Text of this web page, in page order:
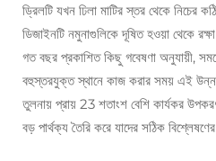
ড্রিলটি যখন ঢিলা মাটির স্তর থেকে নিচের
ডিজাইনটি নমুনাগুলিকে দূষিত হওয়া থেকে
গত বছর প্রকাশিত কিছু গবেষণা অনুযায়ী,
বহুস্তরযুক্ত স্থানে কাজ করার সময় এই
তুলনায় প্রায় 23 শতাংশ বেশি কার্যকর
বড় পার্থক্য তৈরি করে যাদের সঠিক